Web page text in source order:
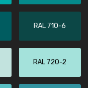
RAL 710-6
RAL 720-2